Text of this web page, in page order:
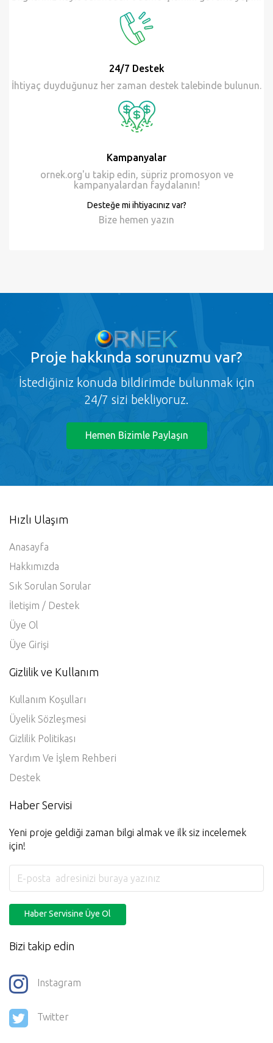
Güvenli Alışveriş
Bilgileriniz kayıt edilmeden ödeme işlemini güvenle yapın!
24/7 Destek
İhtiyaç duyduğunuz her zaman destek talebinde bulunun.
Kampanyalar
ornek.org'u takip edin, süpriz promosyon ve
kampanyalardan faydalanın!
Projehakkında sorunuzmu var?
24/7 sizi bekliyoruz.
Hızlı Ulaşım
Anasayfa
Hakkımızda
Sık Sorulan Sorular
İletişim / Destek
Üye Girişi
Gizlilik ve Kullanım
Kullanım Koşulları
Üyelik Sözleşmesi
Gizlilik Politikası
Destek
Haber Servisi
Yeni proje geldiği zaman bilgi almak ve ilk siz incelemek
için!
Haber Servisine Üye Ol
Bizi takip edin
Instagram